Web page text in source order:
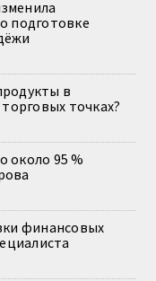
подготовке
в
точках?
около 95 %
финансовых